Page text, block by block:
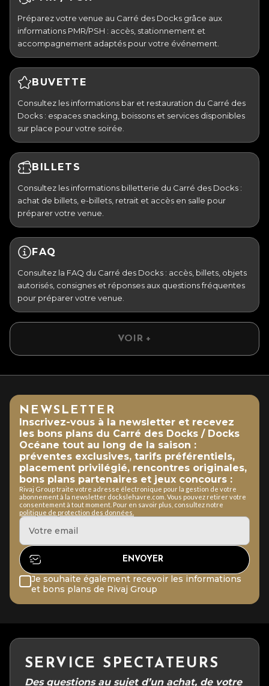
Préparez votre venue au Carré des Docks grâce aux
informations PMR/PSH : accès, stationnement et
accompagnement adaptés pour votre événement.
BUVETTE
Consultez les informations bar et restauration du Carré des
Docks : espaces snacking, boissons et services disponibles
sur place pour votre soirée.
BILLETS
Consultez les informations billetterie du Carré des Docks :
achat de billets, e-billets, retrait et accès en salle pour
préparer votre venue.
FAQ
Consultez la FAQ du Carré des Docks : accès, billets, objets
autorisés, consignes et réponses aux questions fréquentes
pour préparer votre venue.
VOIR +
NEWSLETTER
Inscrivez-vous à la newsletter et recevez
les bons plans du Carré des Docks / Docks
Océane tout au long de la saison :
préventes exclusives, tarifs préférentiels,
placement privilégié, rencontres originales,
bons plans partenaires et jeux concours :
Rivaj Group traite votre adresse électronique pour la gestion de votre
abonnement à la newsletter dockslehavre.com. Vous pouvez retirer votre
consentement à tout moment. Pour en savoir plus, consultez notre
politique de protection des données.
Je souhaite également recevoir les informations
et bons plans de Rivaj Group
SERVICE SPECTATEURS
Des questions au sujet d’un achat, de votre